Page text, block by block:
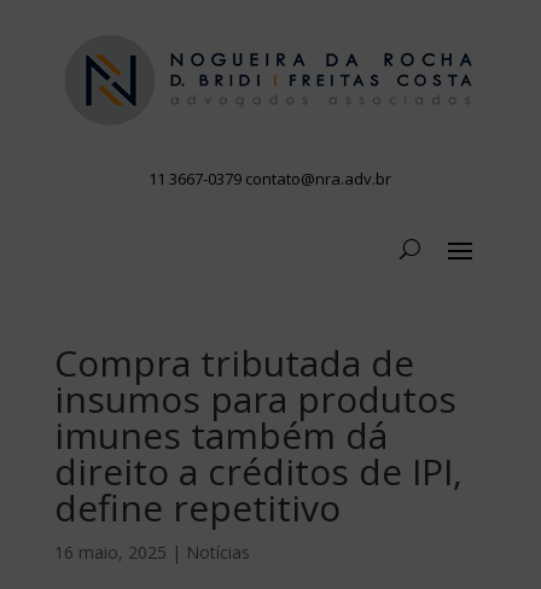
11 3667-0379 contato@nra.adv.br
Compra tributada de
insumos para produtos
imunes também dá
direito a créditos de IPI,
define repetitivo
16 maio, 2025 | Notícias